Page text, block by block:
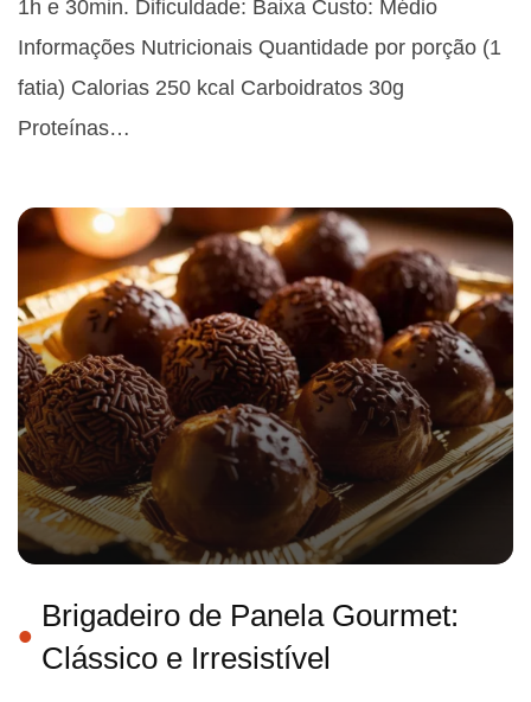
1h e 30min. Dificuldade: Baixa Custo: Médio
Informações Nutricionais Quantidade por porção (1
fatia) Calorias 250 kcal Carboidratos 30g
Proteínas…
Brigadeiro de Panela Gourmet:
Clássico e Irresistível